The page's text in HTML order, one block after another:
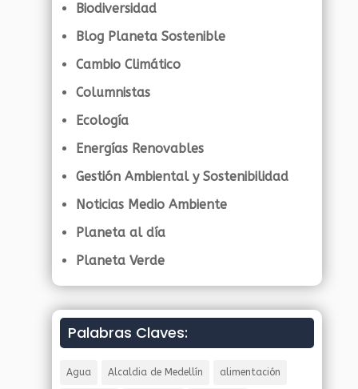
Biodiversidad
Blog Planeta Sostenible
Cambio Climático
Columnistas
Ecología
Energías Renovables
Gestión Ambiental y Sostenibilidad
Noticias Medio Ambiente
Planeta al día
Planeta Verde
Palabras Claves:
Agua Alcaldia de Medellín alimentación